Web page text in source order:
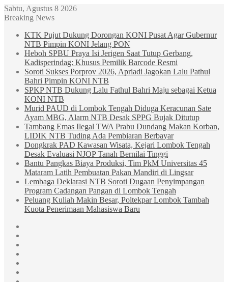
Sabtu, Agustus 8 2026
Breaking News
KTK Pujut Dukung Dorongan KONI Pusat Agar Gubernur
NTB Pimpin KONI Jelang PON
Heboh SPBU Praya Isi Jerigen Saat Tutup Gerbang,
Kadisperindag: Khusus Pemilik Barcode Resmi
Soroti Sukses Porprov 2026, Apriadi Jagokan Lalu Pathul
Bahri Pimpin KONI NTB
SPKP NTB Dukung Lalu Fathul Bahri Maju sebagai Ketua
KONI NTB
Murid PAUD di Lombok Tengah Diduga Keracunan Sate
Ayam MBG, Alarm NTB Desak SPPG Bujak Ditutup
Tambang Emas Ilegal TWA Prabu Dundang Makan Korban,
LIDIK NTB Tuding Ada Pembiaran Berbayar
Dongkrak PAD Kawasan Wisata, Kejari Lombok Tengah
Desak Evaluasi NJOP Tanah Bernilai Tinggi
Bantu Pangkas Biaya Produksi, Tim PkM Universitas 45
Mataram Latih Pembuatan Pakan Mandiri di Lingsar
Lembaga Deklarasi NTB Soroti Dugaan Penyimpangan
Program Cadangan Pangan di Lombok Tengah
Peluang Kuliah Makin Besar, Poltekpar Lombok Tambah
Kuota Penerimaan Mahasiswa Baru